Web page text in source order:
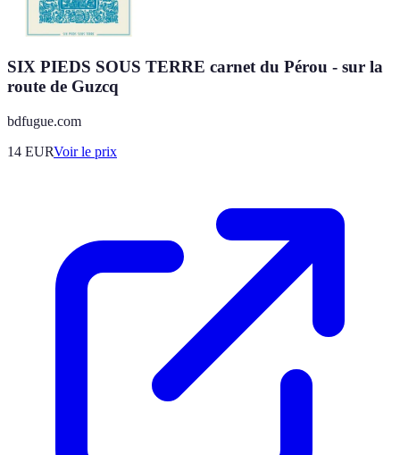
SIX PIEDS SOUS TERRE carnet du Pérou - sur la
route de Guzcq
bdfugue.com
14 EURVoir le prix